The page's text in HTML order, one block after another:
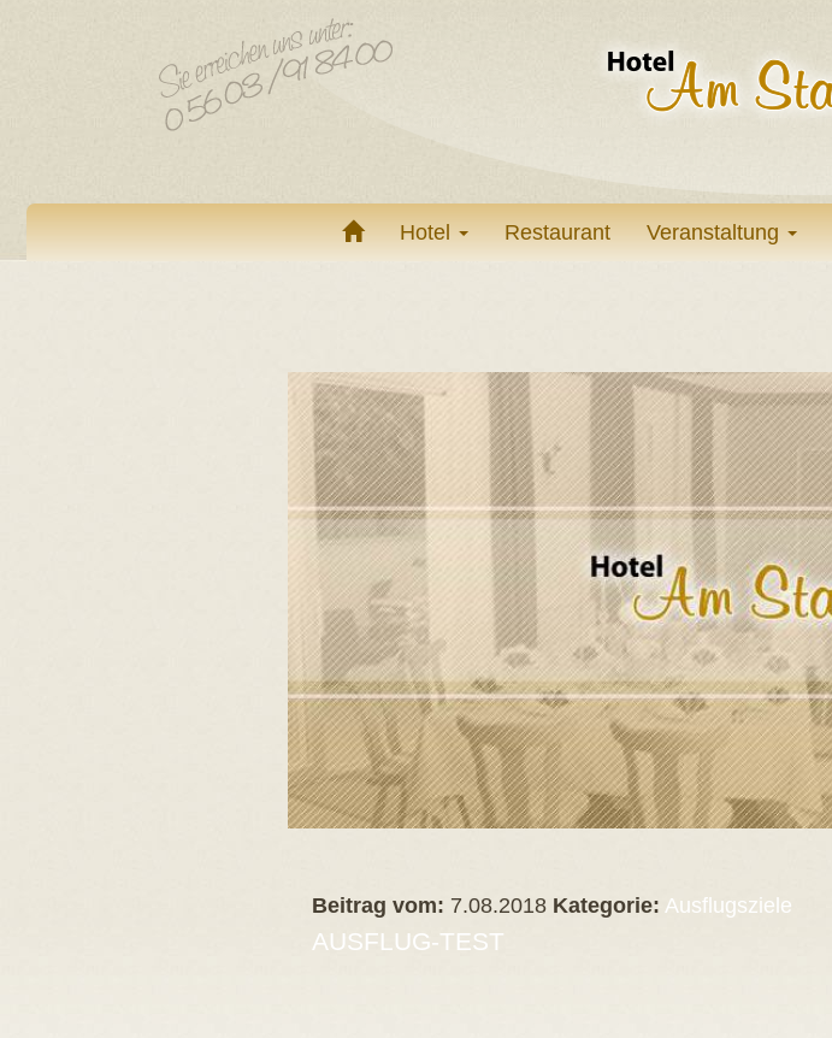
Hotel Restaurant Veranstaltung
Beitrag vom: 7.08.2018 Kategorie: Ausflugsziele
AUSFLUG-TEST